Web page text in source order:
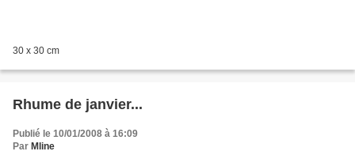
30 x 30 cm
Rhume de janvier...
Publié le 10/01/2008 à 16:09
Par Mline